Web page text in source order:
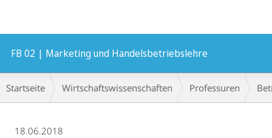
FB 02 | Marketing und Handelsbetriebslehre
Breadcrumb-
Navigation
Startseite Wirtschaftswissenschaften Professuren
18.06.2018